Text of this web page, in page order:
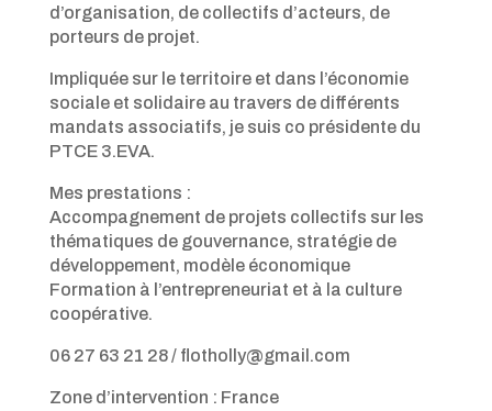
d’organisation, de collectifs d’acteurs, de
porteurs de projet.
Impliquée sur le territoire et dans l’économie
sociale et solidaire au travers de différents
mandats associatifs, je suis co présidente du
PTCE 3.EVA.
Mes prestations :
Accompagnement de projets collectifs sur les
thématiques de gouvernance, stratégie de
développement, modèle économique
Formation à l’entrepreneuriat et à la culture
coopérative.
06 27 63 21 28 / flotholly@gmail.com
Zone d’intervention : France